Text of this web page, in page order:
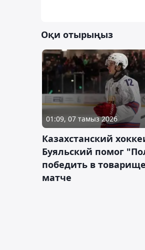
Оқи отырыңыз
01:09, 07 тамыз 2026
Казахстанский
Буяльский помог
победить в
матче